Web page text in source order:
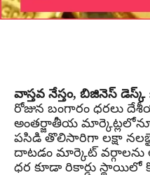
వాస్తవ నేస్తం, బిజినెస్ డెస్క్
రోజున బంగారం ధరలు
అంతర్జాతీయ
పసిడి తొలిసారిగా లక్షా
దాటడం మార్కెట్ వర్గాలను
ధర కూడా రికార్డు స్థాయిలో